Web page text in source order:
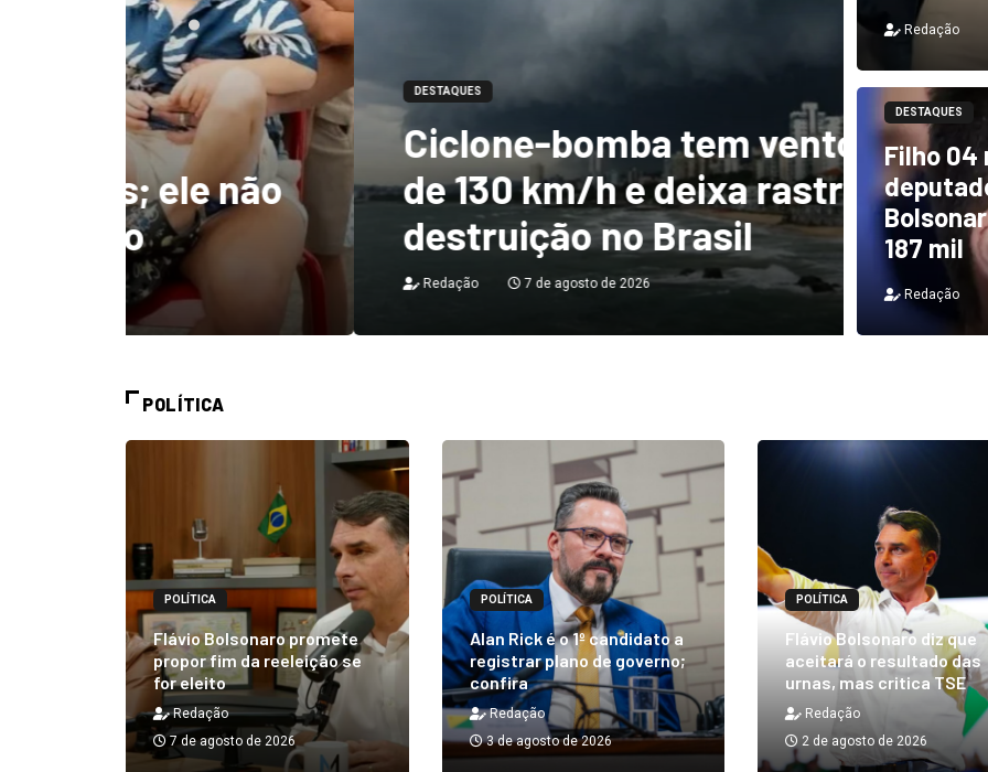
DESTAQUES
Ciclone-bomba tem ventos de mais
de 130 km/h e deixa rastro de
destruição no Brasil
7 de agosto de 2026
TCU
e PF
Redação
DESTAQUES
Filho 04
187 mil
Redação
POLÍTICA
POLÍTICA
Flávio Bolsonaro promete
propor fim da reeleição se
for eleito
Redação
7 de agosto de 2026
POLÍTICA
Alan Rick é o 1º candidato a
registrar plano de governo;
confira
Redação
3 de agosto de 2026
POLÍTICA
Flávio Bolsonaro diz que
aceitará o resultado das
urnas, mas critica TSE
Redação
2 de agosto de 2026